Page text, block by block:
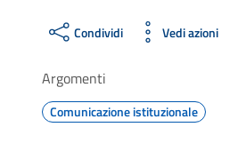
Condividi Vedi azioni
Argomenti
Comunicazione istituzionale